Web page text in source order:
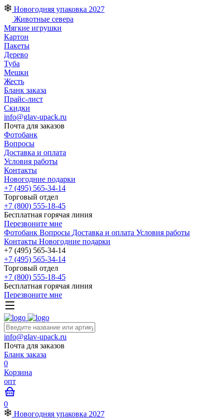
Новогодняя упаковка 2027
Животные севера
Мягкие игрушки
Картон
Пакеты
Дерево
Туба
Мешки
Жесть
Бланк заказа
Прайс-лист
Скидки
info@glav-upack.ru
Почта для заказов
Фотобанк
Вопросы
Доставка и оплата
Условия работы
Контакты
Новогодние подарки
+7 (495) 565-34-14
Торговый отдел
+7 (800) 555-18-45
Бесплатная горячая линия
Перезвоните мне
Фотобанк Вопросы Доставка и оплата Условия работы
Контакты Новогодние подарки
+7 (495) 565-34-14
+7 (495) 565-34-14
Торговый отдел
+7 (800) 555-18-45
Бесплатная горячая линия
Перезвоните мне
info@glav-upack.ru
Почта для заказов
Бланк заказа
0
Корзина
опт
0
Новогодняя упаковка 2027